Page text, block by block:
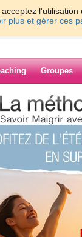
plus et gérer ces
Groupes
> >
vanile
04